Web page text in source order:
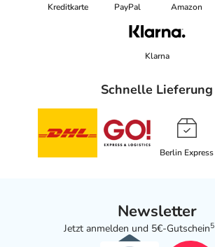
Kreditkarte PayPal Amazon
Klarna
Schnelle Lieferung
Berlin Express
Newsletter
Jetzt anmelden und 5€-Gutschein5